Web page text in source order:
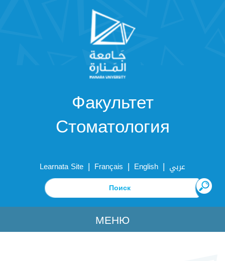
Факультет
Стоматология
Learnata Site | Français | English | عربي
МЕНЮ